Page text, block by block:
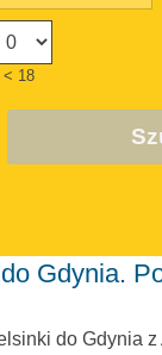
< 18
do Gdynia z